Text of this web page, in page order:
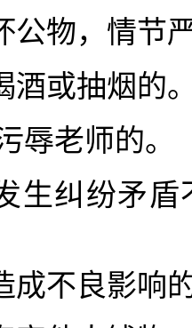
公物，情节
酒或抽烟的
辱老师的。
生纠纷矛
成不良影响